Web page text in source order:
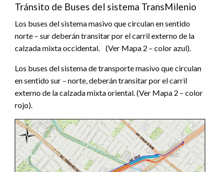
Tránsito de Buses del sistema TransMilenio
Los buses del sistema masivo que circulan en sentido
norte – sur deberán transitar por el carril externo de la
calzada mixta occidental. (Ver Mapa 2 – color azul).
Los buses del sistema de transporte masivo que circulan
en sentido sur – norte, deberán transitar por el carril
externo de la calzada mixta oriental. (Ver Mapa 2 – color
rojo).